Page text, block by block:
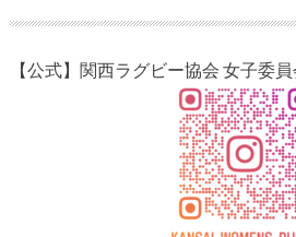
【公式】関西ラグビー協会 女子委